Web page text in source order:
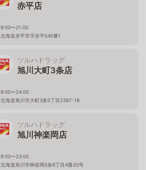
赤平店
9:00〜21:00
北海道赤平市字赤平540番1
ツルハドラッグ
旭川大町3条店
9:00〜24:00
北海道旭川市大町3条5丁目2397-18
ツルハドラッグ
旭川神楽岡店
9:00〜23:00
北海道旭川市神楽岡5条6丁目4番20号